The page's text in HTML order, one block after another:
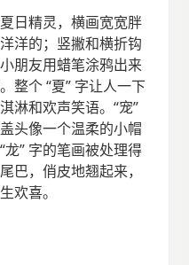
日精灵，横画宽宽胖
洋的；竖撇和横折钩
朋友用蜡笔涂鸦出来
整个 “夏” 字让人一下
淋和欢声笑语。“宠”
头像一个温柔的小帽
” 字的笔画被处理得
巴，俏皮地翘起来，
欢喜。